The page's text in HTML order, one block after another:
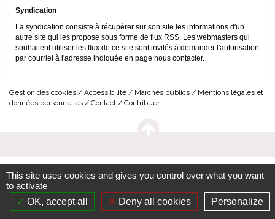
Syndication
La syndication consiste à récupérer sur son site les informations d'un
autre site qui les propose sous forme de flux RSS. Les webmasters qui
souhaitent utiliser les flux de ce site sont invités à demander l'autorisation
par courriel à l'adresse indiquée en page nous contacter.
Gestion des cookies Accessibilité Marchés publics
Mentions légales et
données personnelles
Contact Contribuer
This site uses cookies and gives you control over what you want
to activate
OK, accept all
Deny all cookies Personalize